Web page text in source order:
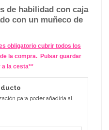
de habilidad con caja
con un muñeco de
obligatorio cubrir todos los
la compra. Pulsar guardar
a la cesta**
para poder añadirla al